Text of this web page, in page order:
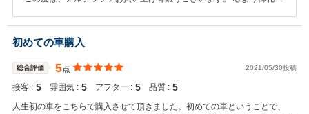
胸にお客様の笑顔づくりに、 スタッフ一同真剣に、取り組んでまいり
ます。今後ともご指導の程切にお願い致します。 御暇なとき御座いま
したらご来店、お待ち致しております。コロナ対策等大変な時節御身
体ご自愛ください。 有難うございました。
初めての車購入
総合評価 5点 2021/05/30投稿
接客 : 5 雰囲気 : 5 アフター : 5 品質 : 5
人生初の車をこちらで購入させて頂きました。初めての車ということで、